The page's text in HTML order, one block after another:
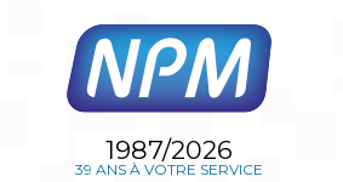
1987/2026
39 ANS À VOTRE SERVICE